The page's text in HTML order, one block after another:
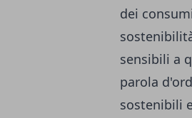
dei
sensibili a
parola
sostenibili